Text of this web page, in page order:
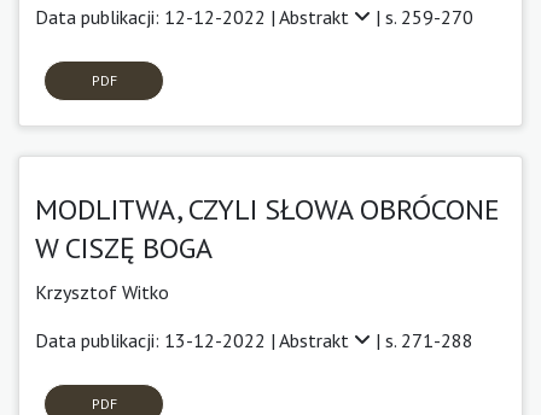
Data publikacji: 12-12-2022 | Abstrakt | s. 259-270
PDF
MODLITWA, CZYLI SŁOWA OBRÓCONE
W CISZĘ BOGA
Krzysztof Witko
Data publikacji: 13-12-2022 | Abstrakt | s. 271-288
PDF